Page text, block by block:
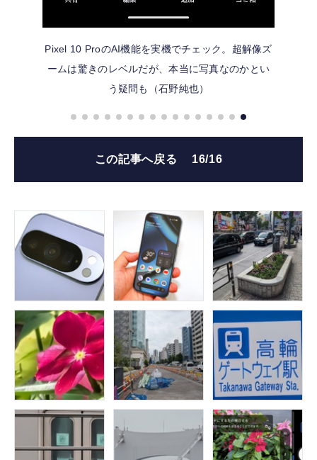
Pixel 10 ProのAI機能を実機でチェック。超解像ズ
ームは驚きのレベルだが、本当に写真なのかとい
う疑問も（石野純也）
この記事へ戻る 16/16